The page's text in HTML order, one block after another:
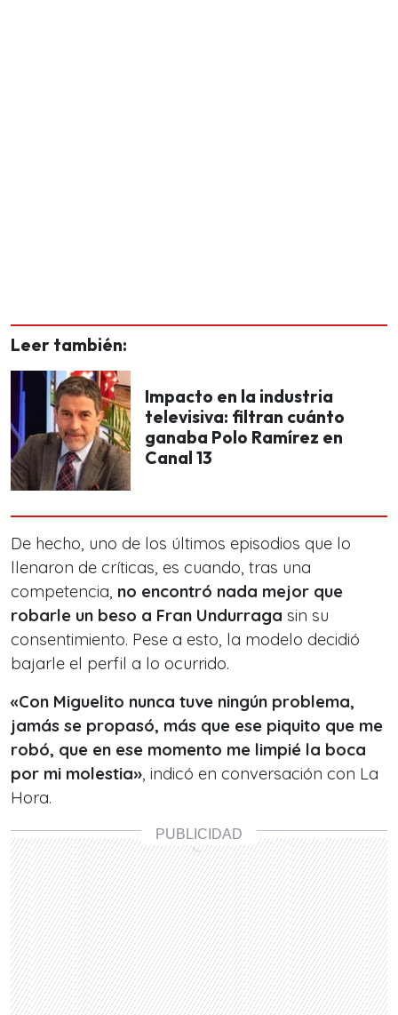
Leer también:
Impacto en la industria
televisiva: filtran cuánto
ganaba Polo Ramírez en
Canal 13
De hecho, uno de los últimos episodios que lo
llenaron de críticas, es cuando, tras una
competencia, no encontró nada mejor que
robarle un beso a Fran Undurraga sin su
consentimiento. Pese a esto, la modelo decidió
bajarle el perfil a lo ocurrido.
«Con Miguelito nunca tuve ningún problema,
jamás se propasó, más que ese piquito que me
robó, que en ese momento me limpié la boca
por mi molestia», indicó en conversación con La
Hora.